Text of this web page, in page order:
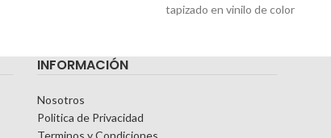
tapizado en vinilo de color
INFORMACIÓN
Nosotros
Politica de Privacidad
Terminos y Condiciones